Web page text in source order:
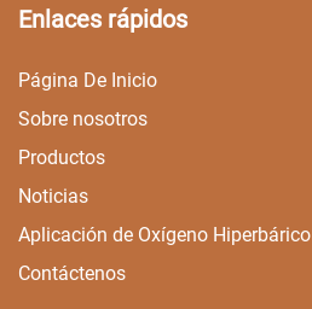
Enlaces rápidos
Página De Inicio
Sobre nosotros
Productos
Noticias
Aplicación de Oxígeno Hiperbárico
Contáctenos